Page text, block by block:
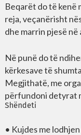
Beqarët do të kenë
reja, veçanërisht
dhe marrin pjesë
Në punë do të
kërkesave të
Megjithatë, me
përfundoni detyrat
Shëndeti
• Kujdes me